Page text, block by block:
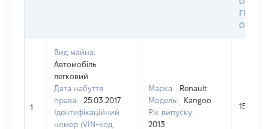
1
Вид майна:
Автомобіль
легковий
Дата набуття
права:
25.03.2017
Ідентифікаційний
номер (VIN-код,
Марка:
Renault
Модель:
Kangoo
Рік випуску:
2013
150000